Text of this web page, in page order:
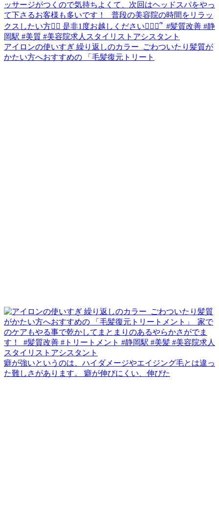
アイロンの使いすぎ 繰り返しのカラー ⁡ ごわついたり髪質が
かたい方へおすすめの 「毛髪復元トリート
癖が強いというのは、ハイダメージやエイジング毛とは違っ
た難しさがあります。 癖が伸びにくい、伸びた